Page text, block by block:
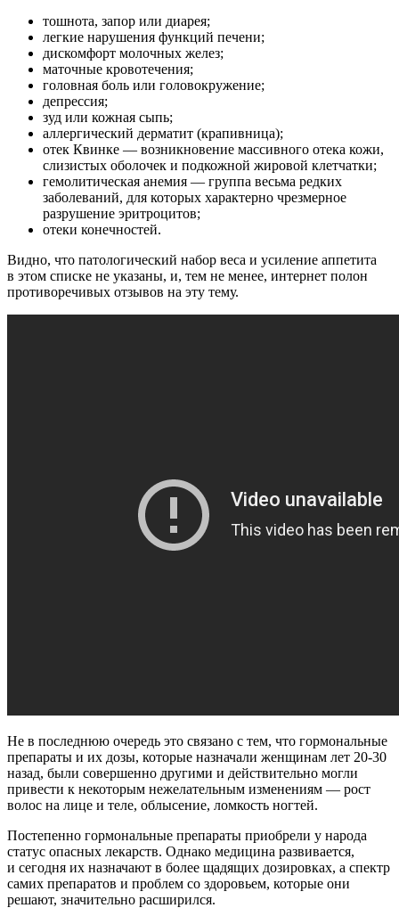
тошнота, запор или диарея;
легкие нарушения функций печени;
дискомфорт молочных желез;
маточные кровотечения;
головная боль или головокружение;
депрессия;
зуд или кожная сыпь;
аллергический дерматит (крапивница);
отек Квинке — возникновение массивного отека кожи,
слизистых оболочек и подкожной жировой клетчатки;
гемолитическая анемия — группа весьма редких
заболеваний, для которых характерно чрезмерное
разрушение эритроцитов;
отеки конечностей.
Видно, что патологический набор веса и усиление аппетита
в этом списке не указаны, и, тем не менее, интернет полон
противоречивых отзывов на эту тему.
Не в последнюю очередь это связано с тем, что гормональные
препараты и их дозы, которые назначали женщинам лет 20-30
назад, были совершенно другими и действительно могли
привести к некоторым нежелательным изменениям — рост
волос на лице и теле, облысение, ломкость ногтей.
Постепенно гормональные препараты приобрели у народа
статус опасных лекарств. Однако медицина развивается,
и сегодня их назначают в более щадящих дозировках, а спектр
самих препаратов и проблем со здоровьем, которые они
решают, значительно расширился.